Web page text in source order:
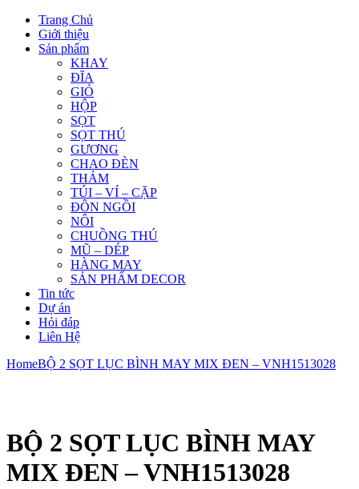
Trang Chủ
Giới thiệu
Sản phẩm
KHAY
ĐĨA
GIỎ
HỘP
SỌT
SỌT THÚ
GƯƠNG
CHAO ĐÈN
THẢM
TÚI – VÍ – CẶP
ĐÔN NGỒI
NÔI
CHUỒNG THÚ
MŨ – DÉP
HÀNG MAY
SẢN PHẨM DECOR
Tin tức
Dự án
Hỏi đáp
Liên Hệ
HomeBỘ 2 SỌT LỤC BÌNH MAY MIX ĐEN – VNH1513028
BỘ 2 SỌT LỤC BÌNH MAY
MIX ĐEN – VNH1513028